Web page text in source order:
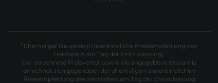
1 Ehemaliger Neupreis (Unverbindliche Preisempfehlung des
Herstellers am Tag der Erstzulassung).
Der errechnete Preisvorteil sowie die angegebene Ersparnis
errechnet sich gegenüber der ehemaligen unverbindlichen
Preisempfehlung des Herstellers am Tag der Erstzulassung